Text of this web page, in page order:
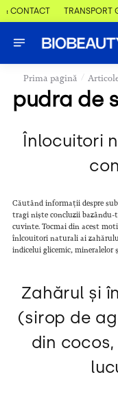
CONTACT TRANSPORT
Prima pagină /
pudra de
Înlocuitori
Căutând informații despre
tragi niște concluzii bazându-
cuvinte. Tocmai din acest
înlcouitori naturali ai
indicelui glicemic,
Zahărul și
(sirop de
din